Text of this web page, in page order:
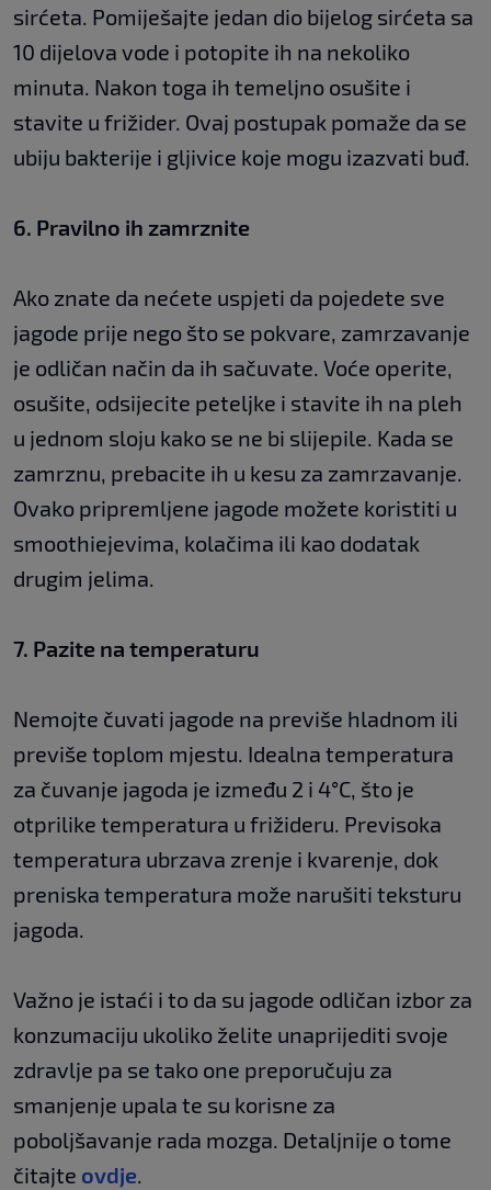
sirćeta. Pomiješajte jedan dio bijelog sirćeta sa
10 dijelova vode i potopite ih na nekoliko
minuta. Nakon toga ih temeljno osušite i
stavite u frižider. Ovaj postupak pomaže da se
ubiju bakterije i gljivice koje mogu izazvati buđ.
6. Pravilno ih zamrznite
Ako znate da nećete uspjeti da pojedete sve
jagode prije nego što se pokvare, zamrzavanje
je odličan način da ih sačuvate. Voće operite,
osušite, odsijecite peteljke i stavite ih na pleh
u jednom sloju kako se ne bi slijepile. Kada se
zamrznu, prebacite ih u kesu za zamrzavanje.
Ovako pripremljene jagode možete koristiti u
smoothiejevima, kolačima ili kao dodatak
drugim jelima.
7. Pazite na temperaturu
Nemojte čuvati jagode na previše hladnom ili
previše toplom mjestu. Idealna temperatura
za čuvanje jagoda je između 2 i 4°C, što je
otprilike temperatura u frižideru. Previsoka
temperatura ubrzava zrenje i kvarenje, dok
preniska temperatura može narušiti teksturu
jagoda.
Važno je istaći i to da su jagode odličan izbor za
konzumaciju ukoliko želite unaprijediti svoje
zdravlje pa se tako one preporučuju za
smanjenje upala te su korisne za
poboljšavanje rada mozga. Detaljnije o tome
čitajte ovdje.